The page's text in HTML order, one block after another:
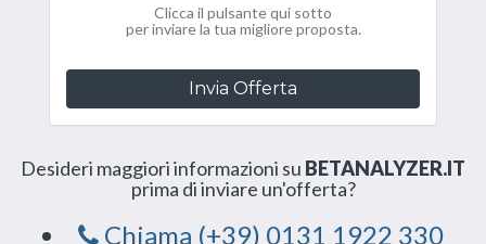
Clicca il pulsante qui sotto
per inviare la tua migliore proposta.
Invia Offerta
Desideri maggiori informazioni su BETANALYZER.IT
prima di inviare un'offerta?
Chiama (+39) 0131 1922 330